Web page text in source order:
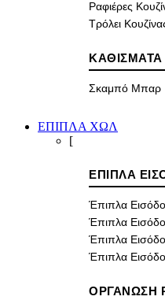
Ραφιέρες
Τρόλει
Σκαμπό Μπαρ
ΕΠΙΠΛΑ ΧΩΛ
[
ΕΠΙΠΛΑ
Έπιπλα
Έπιπλα
Έπιπλα
Έπιπλα
ΟΡΓΑΝΩΣΗ